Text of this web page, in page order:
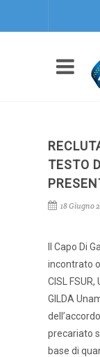
TESTO
18 Giugno
Il Capo Di
incontrato
CISL
GILDA
precariato
base di